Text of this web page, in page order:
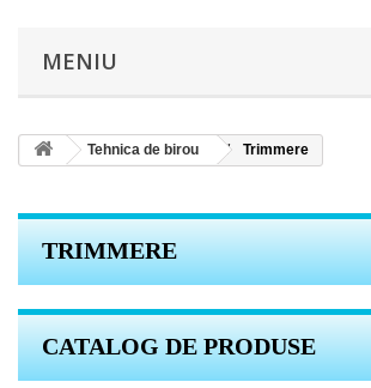
MENIU
Tehnica de birou Trimmere
TRIMMERE
CATALOG DE PRODUSE